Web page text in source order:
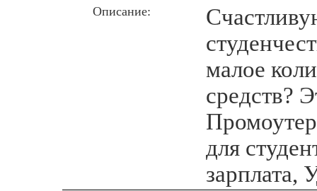
Описание:
малое
средств?
для
зарплата,